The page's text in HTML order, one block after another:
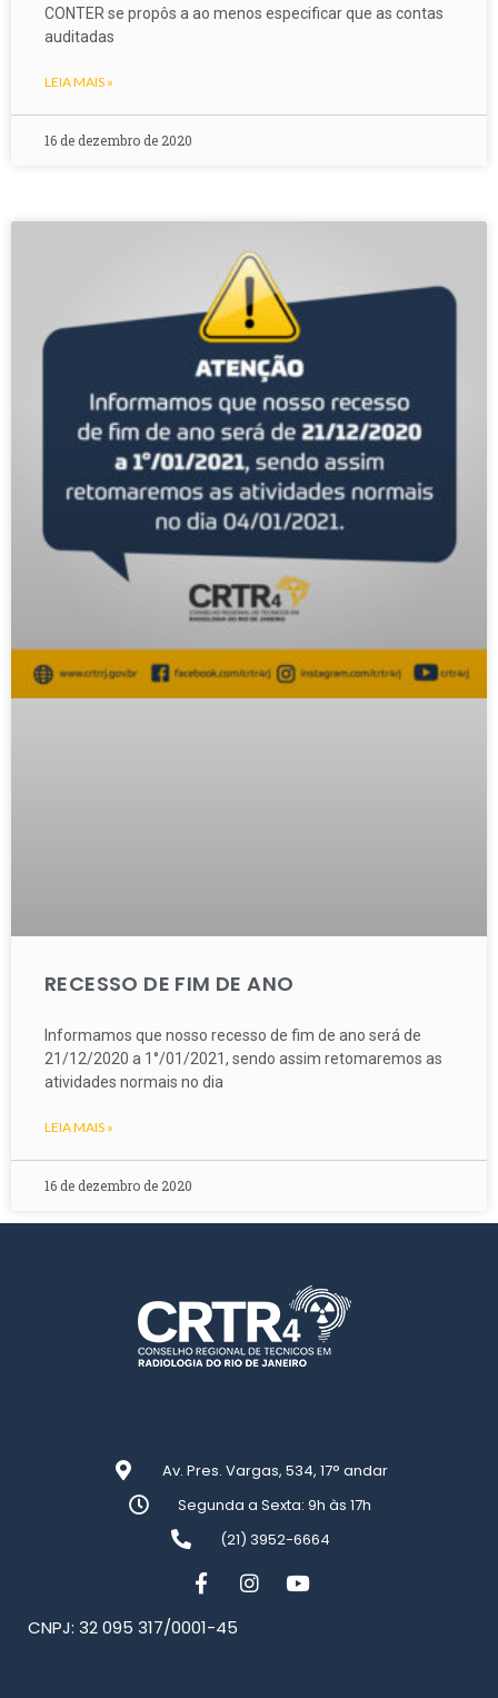
CONTER se propôs a ao menos especificar que as contas
auditadas
LEIA MAIS »
16 de dezembro de 2020
RECESSO DE FIM DE ANO
Informamos que nosso recesso de fim de ano será de
21/12/2020 a 1°/01/2021, sendo assim retomaremos as
atividades normais no dia
LEIA MAIS »
16 de dezembro de 2020
Av. Pres. Vargas, 534, 17° andar
Segunda a Sexta: 9h às 17h
(21) 3952-6664
CNPJ: 32 095 317/0001-45